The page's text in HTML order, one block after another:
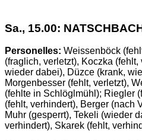
Sa., 15.00:
Personelles: Weissenböck
(fraglich, verletzt), Koczka
wieder dabei), Düzce (krank,
Morgenbesser (fehlt, verletzt),
(fehlte in Schlöglmühl); Riegler
(fehlt, verhindert), Berger (nach
Muhr (gesperrt), Tekeli (wieder
verhindert), Skarek (fehlt,